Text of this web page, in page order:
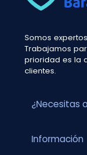
Somos
Trabajamos
prioridad es la
clientes.
¿Necesitas
Información